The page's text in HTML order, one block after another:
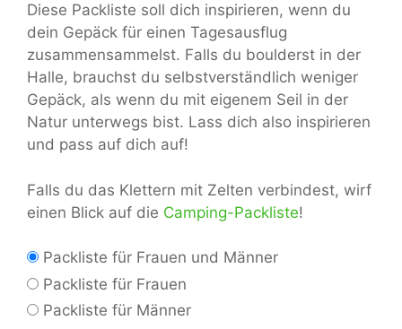
Diese Packliste soll dich inspirieren, wenn du
dein Gepäck für einen Tagesausflug
zusammensammelst. Falls du boulderst in der
Halle, brauchst du selbstverständlich weniger
Gepäck, als wenn du mit eigenem Seil in der
Natur unterwegs bist. Lass dich also inspirieren
und pass auf dich auf!
Falls du das Klettern mit Zelten verbindest, wirf
einen Blick auf die Camping-Packliste!
Packliste für Frauen und Männer
Packliste für Frauen
Packliste für Männer